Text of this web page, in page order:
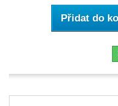
Přidat do